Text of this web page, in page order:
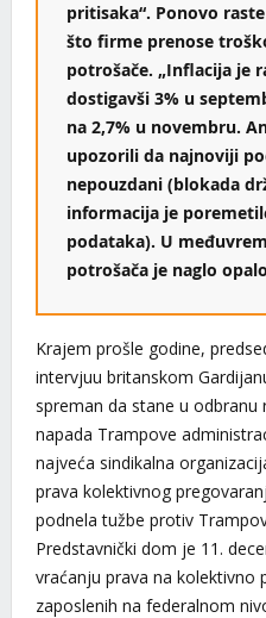
pritisaka“. Ponovo
što firme prenose
potrošače. „Inflacija je
dostigavši 3% u
na 2,7% u novembru.
upozorili da najnoviji
nepouzdani (blokada
informacija je
podataka). U
potrošača je naglo
Krajem prošle godine,
intervjuu britanskom
spreman da stane u
napada Trampove
najveća sindikalna
prava kolektivnog
podnela tužbe protiv
Predstavnički dom je 11.
vraćanju prava na kolektivno
zaposlenih na federalnom